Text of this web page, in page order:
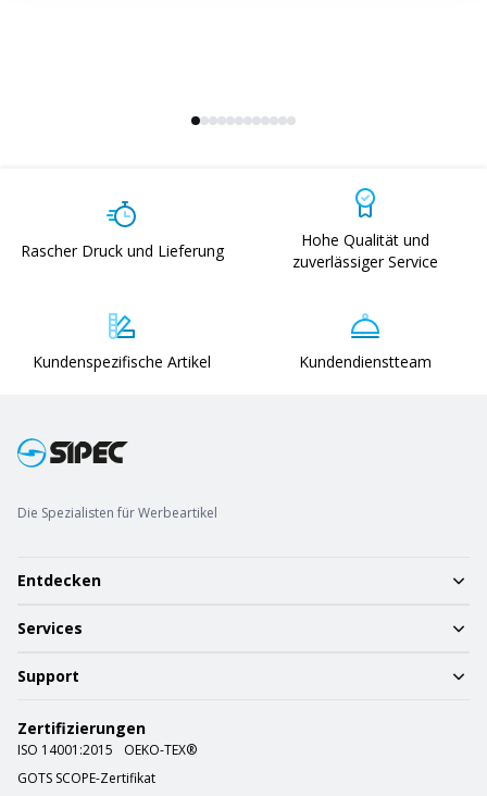
Rascher Druck und Lieferung
Hohe Qualität und
zuverlässiger Service
Kundenspezifische Artikel Kundendienstteam
Die Spezialisten für Werbeartikel
Entdecken
Services
Support
Zertifizierungen
ISO 14001:2015
OEKO-TEX®
GOTS SCOPE-Zertifikat